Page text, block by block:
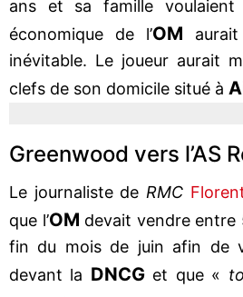
ans et sa famille voulaient
économique de l’OM
inévitable. Le joueur aurait
clefs de son domicile situé à
Greenwood vers l’AS
Le journaliste de RMC
que l’OM devait vendre entre
fin du mois de juin afin de
devant la DNCGet que «